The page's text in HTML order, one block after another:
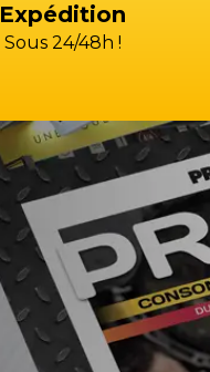
Expédition
Sous 24/48h !